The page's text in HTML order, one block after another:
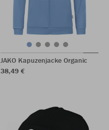
JAKO Kapuzenjacke Organic
38,49 €